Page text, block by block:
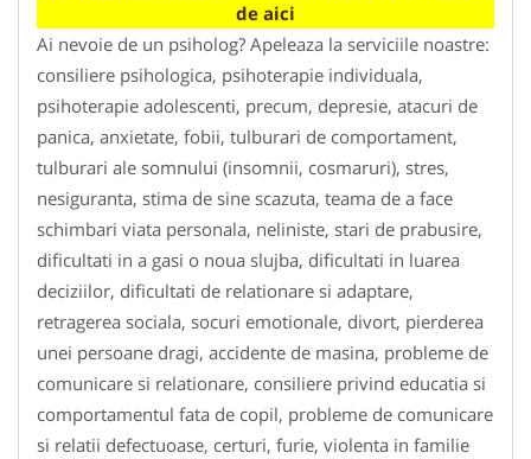
de aici
Ai nevoie de un psiholog? Apeleaza la serviciile noastre:
consiliere psihologica, psihoterapie individuala,
psihoterapie adolescenti, precum, depresie, atacuri de
panica, anxietate, fobii, tulburari de comportament,
tulburari ale somnului (insomnii, cosmaruri), stres,
nesiguranta, stima de sine scazuta, teama de a face
schimbari viata personala, neliniste, stari de prabusire,
dificultati in a gasi o noua slujba, dificultati in luarea
deciziilor, dificultati de relationare si adaptare,
retragerea sociala, socuri emotionale, divort, pierderea
unei persoane dragi, accidente de masina, probleme de
comunicare si relationare, consiliere privind educatia si
comportamentul fata de copil, probleme de comunicare
si relatii defectuoase, certuri, furie, violenta in familie